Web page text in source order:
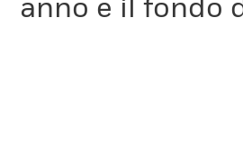
anno e il fondo